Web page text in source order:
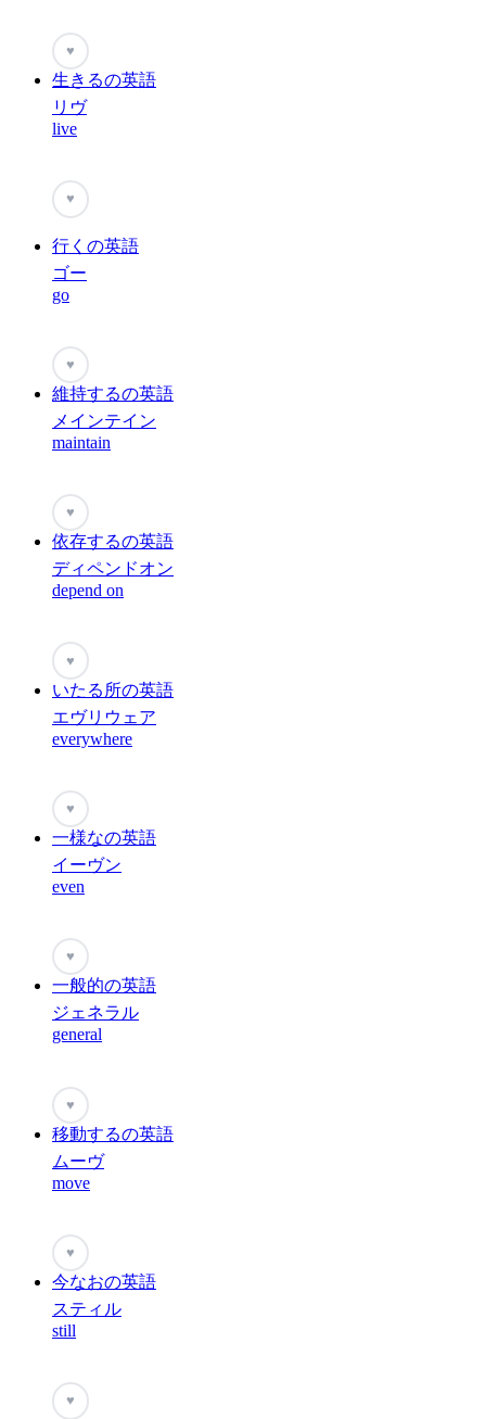
♥
生きるの英語
リヴ
live
♥
行くの英語
ゴー
go
♥
維持するの英語
メインテイン
maintain
♥
依存するの英語
ディペンドオン
depend on
♥
いたる所の英語
エヴリウェア
everywhere
♥
一様なの英語
イーヴン
even
♥
一般的の英語
ジェネラル
general
♥
移動するの英語
ムーヴ
move
♥
今なおの英語
スティル
still
♥